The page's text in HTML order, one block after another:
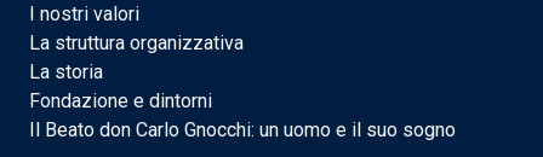
I nostri valori
La struttura organizzativa
La storia
Fondazione e dintorni
Il Beato don Carlo Gnocchi: un uomo e il suo sogno